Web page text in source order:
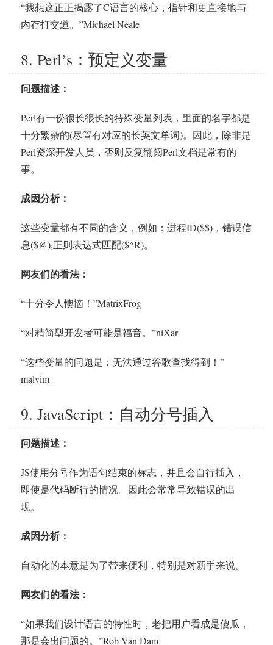
“我想这正正揭露了C语言的核心，指针和更直接地与
内存打交道。”Michael Neale
8. Perl’s：预定义变量
问题描述：
Perl有一份很长很长的特殊变量列表，里面的名字都是
十分繁杂的(尽管有对应的长英文单词)。因此，除非是
Perl资深开发人员，否则反复翻阅Perl文档是常有的
事。
成因分析：
这些变量都有不同的含义，例如：进程ID($$)，错误信
息($@),正则表达式匹配($^R)。
网友们的看法：
“十分令人懊恼！”MatrixFrog
“对精简型开发者可能是福音。”niXar
“这些变量的问题是：无法通过谷歌查找得到！”
malvim
9. JavaScript：自动分号插入
问题描述：
JS使用分号作为语句结束的标志，并且会自行插入，
即使是代码断行的情况。因此会常常导致错误的出
现。
成因分析：
自动化的本意是为了带来便利，特别是对新手来说。
网友们的看法：
“如果我们设计语言的特性时，老把用户看成是傻瓜，
那是会出问题的。”Rob Van Dam